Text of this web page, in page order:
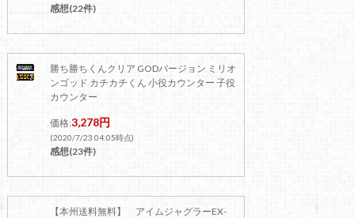
感想(22件)
勝ち勝ちくんクリア GODバージョン ミリオ
ンゴッド カチカチくん 小役カウンター 子役
カウンター
価格:3,278円
(2020/7/23 04:05時点)
感想(23件)
【本州送料無料】 アイムジャグラーEX-